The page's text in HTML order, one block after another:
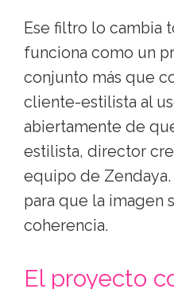
Ese filtro lo cambia
funciona como un
conjunto más que
cliente-estilista al
abiertamente de
estilista, director
equipo de
para que la imagen
coherencia.
El proyecto